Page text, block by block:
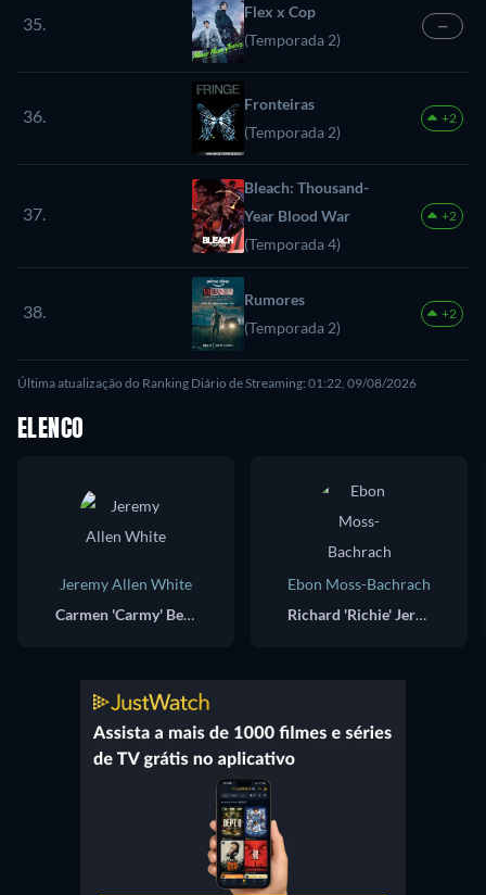
35.
Flex x Cop
(Temporada 2)
—
36.
Fronteiras
(Temporada 2)
+2
37.
Bleach: Thousand-
Year Blood War
(Temporada 4)
+2
38.
Rumores
(Temporada 2)
+2
Última atualização do Ranking Diário de Streaming: 01:22, 09/08/2026
ELENCO
Jeremy Allen White
Carmen 'Carmy' Berzatto
Ebon Moss-Bachrach
Richard 'Richie' Jerimovich